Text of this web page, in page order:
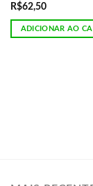
R$62,50
ADICIONAR AO